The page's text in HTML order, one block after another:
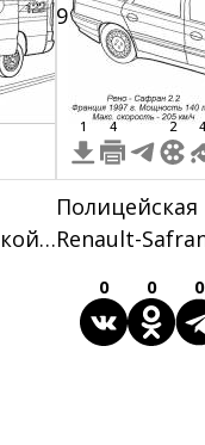
29
1 4 2 4
Renault-
0 0 0